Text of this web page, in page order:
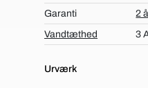
Garanti
2
Vandtæthed
3
Urværk